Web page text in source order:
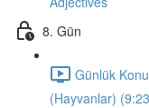
8. Gün
Günlük
(Hayvanlar)